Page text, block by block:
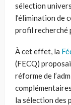
sélection
l’élimination de
profil recherché
À cet effet, la
(FECQ)
réforme de
la sélection des